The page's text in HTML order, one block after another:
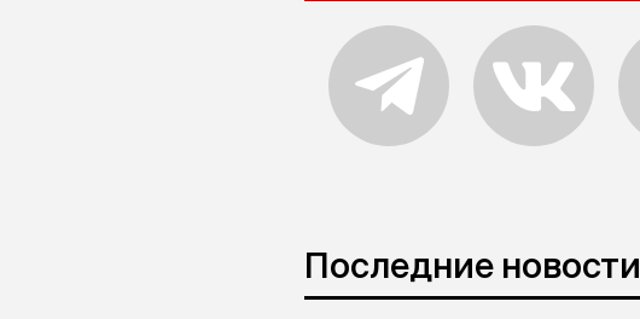
Последние новости